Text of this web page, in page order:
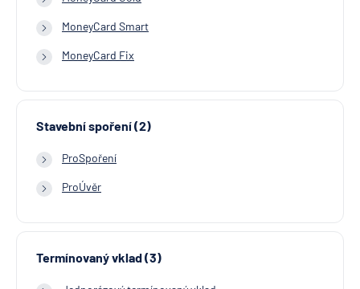
MoneyCard Smart
MoneyCard Fix
Stavební spoření (2)
ProSpoření
ProÚvěr
Termínovaný vklad (3)